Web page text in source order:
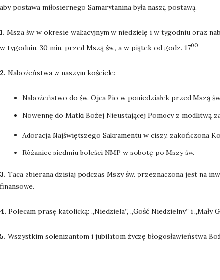
aby postawa miłosiernego Samarytanina była naszą postawą.
1. Msza św w okresie wakacyjnym w niedzielę i w tygodniu oraz
w tygodniu. 30 min. przed Mszą św., a w piątek od godz. 1700
2. Nabożeństwa w naszym kościele:
Nabożeństwo do św. Ojca Pio w poniedziałek przed Mszą
Nowennę do Matki Bożej Nieustającej Pomocy z modlitwą
Adoracja Najświętszego Sakramentu w ciszy, zakończona
Różaniec siedmiu boleści NMP w sobotę po Mszy św.
3. Taca zbierana dzisiaj podczas Mszy św. przeznaczona jest na
finansowe.
4. Polecam prasę katolicką: „Niedziela”, „Gość Niedzielny” i „Mały
5. Wszystkim solenizantom i jubilatom życzę błogosławieństwa